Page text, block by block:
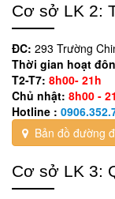
Cơ sở LK 2:
ĐC: 293 Trường
Thời gian hoạt
T2-T7: 8h00- 21h
Chủ nhật: 8h00 -
Hotline :
Bản đồ đường
Cơ sở LK 3: